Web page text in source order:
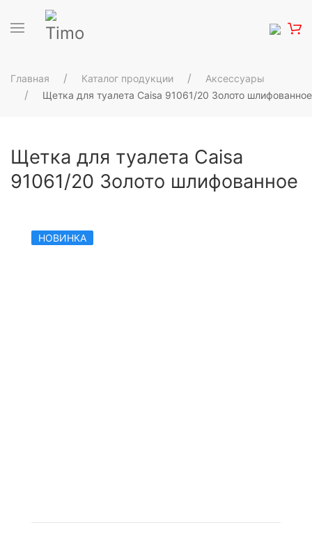
Главная Каталог продукции
Аксессуары
Щетка для туалета Caisa 91061/20 Золото шлифованное
Щетка для туалета Caisa
91061/20 Золото шлифованное
НОВИНКА